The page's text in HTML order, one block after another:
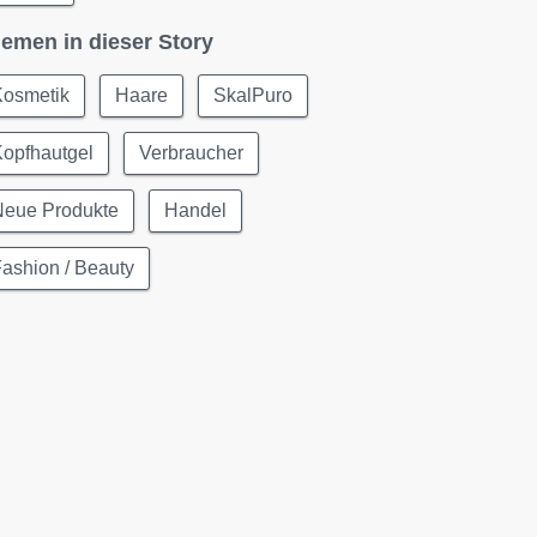
in dieser Story
Haare SkalPuro
Verbraucher
Produkte Handel
/ Beauty